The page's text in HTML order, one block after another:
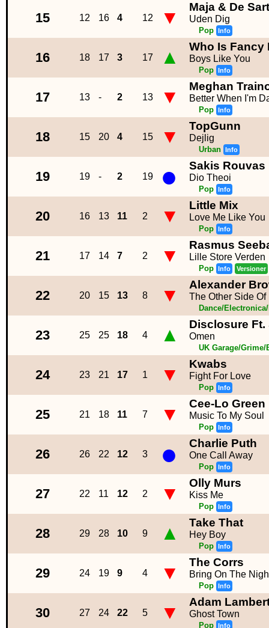
15 12 16 4 12 ▼ Maja & De
Uden Dig
Pop Info
16 18 17 3 17 ▲ Who Is Fancy
Boys Like You
Pop Info
17 13 - 2 13 ▼ Meghan
Better When I'm
Pop Info
18 15 20 4 15 ▼ TopGunn
Dejlig
Urban Info
19 19 - 2 19 ● Sakis Rouvas
Dio Theoi
Pop Info
20 16 13 11 2 ▼ Little Mix
Love Me Like You
Pop Info
21 17 14 7 2 ▼ Rasmus
Lille Store Verden
Pop Info Versioner
22 20 15 13 8 ▼ Alexander
The Other Side Of
Dance/
23 25 25 18 4 ▲ Disclosure Ft.
Omen
UK Garage/
24 23 21 17 1 ▼ Kwabs
Fight For Love
Pop Info
25 21 18 11 7 ▼ Cee-Lo Green
Music To My Soul
Pop Info
26 26 22 12 3 ● Charlie Puth
One Call Away
Pop Info
27 22 11 12 2 ▼ Olly Murs
Kiss Me
Pop Info
28 29 28 10 9 ▲ Take That
Hey Boy
Pop Info
29 24 19 9 4 ▼ The Corrs
Bring On The
Pop Info
30 27 24 22 5 ▼ Adam
Ghost Town
Pop Info